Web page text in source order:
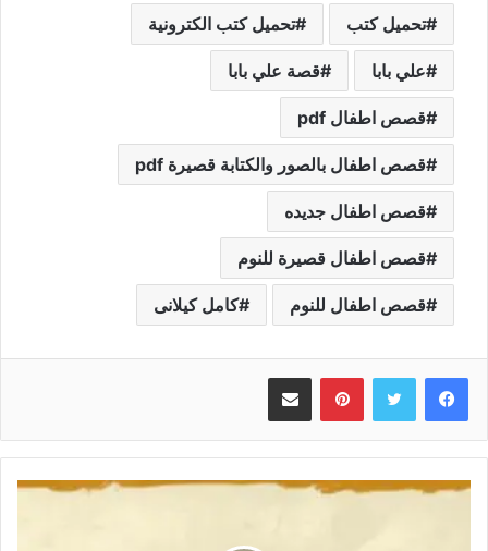
تحميل كتب تحميل كتب الكترونية
علي بابا قصة علي بابا
قصص اطفال pdf
قصص اطفال بالصور والكتابة قصيرة pdf
قصص اطفال جديده
قصص اطفال قصيرة للنوم
قصص اطفال للنوم كامل كيلانى
بينتيريستمشاركة عبر البريد